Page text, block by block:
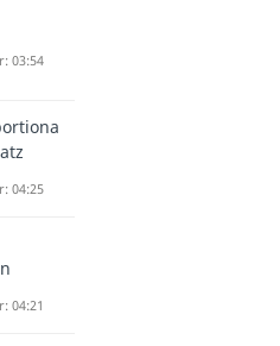
03:54
04:25
04:21